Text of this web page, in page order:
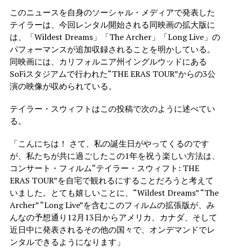
このニュースを自身のソーシャル・メディアで発表した
テイラーは、今回レンタル開始される同映画の拡大版に
は、「Wildest Dreams」「The Archer」「Long Live」の
パフォーマンスが追加収録されることを明かしている。
同映画には、カリフォルニア州イングルウッドにある
SoFiスタジアムで行われた“THE ERAS TOUR”からの3公
演の映像が収められている。
テイラー・スウィフトはこの投稿で次のように述べてい
る。
「こんにちは！ さて、私の誕生日がやってくるのです
が、私たちが共に過ごしたこの1年を祝う楽しい方法は、
コンサート・フィルム“テイラー・スウィフト: THE
ERAS TOUR”を自宅で観れるにすることだろうと考えて
いました。とても嬉しいことに、“Wildest Dreams” “The
Archer” “Long Live”を含むこのフィルムの拡張版が、み
んなの予想通り12月13日からアメリカ、カナダ、そして
近日中に発表されるその他の国々で、オンデマンドでレ
ンタルできるようになります」